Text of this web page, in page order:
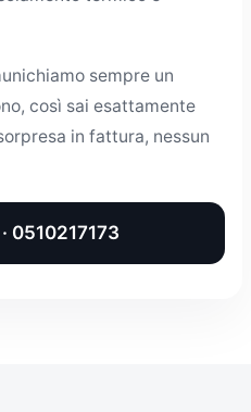
sempre un
così sai esattamente
in fattura, nessun
0510217173